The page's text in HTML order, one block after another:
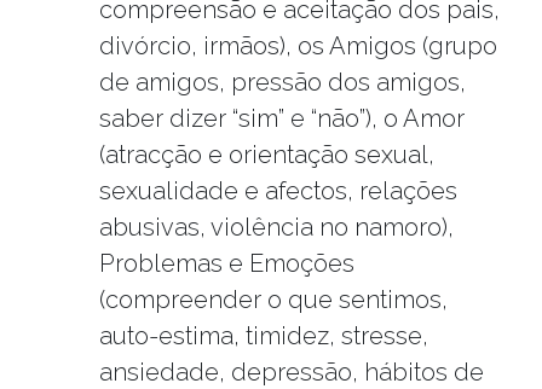
compreensão e aceitação dos pais,
divórcio, irmãos), os Amigos (grupo
de amigos, pressão dos amigos,
saber dizer “sim” e “não”), o Amor
(atracção e orientação sexual,
sexualidade e afectos, relações
abusivas, violência no namoro),
Problemas e Emoções
(compreender o que sentimos,
auto-estima, timidez, stresse,
ansiedade, depressão, hábitos de